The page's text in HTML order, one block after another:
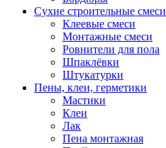
Сухие строительные смеси
Клеевые смеси
Монтажные смеси
Ровнители для пола
Шпаклёвки
Штукатурки
Пены, клеи, герметики
Мастики
Клеи
Лак
Пена монтажная